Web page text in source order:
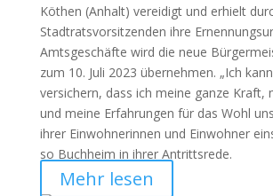
Köthen (Anhalt) vereidigt und erhielt
Stadtratsvorsitzenden ihre
Amtsgeschäfte wird die neue
zum 10. Juli 2023 übernehmen. „Ich
versichern, dass ich meine ganze Kraft,
und meine Erfahrungen für das Wohl
ihrer Einwohnerinnen und Einwohner
so Buchheim in ihrer Antrittsrede.
Mehr lesen